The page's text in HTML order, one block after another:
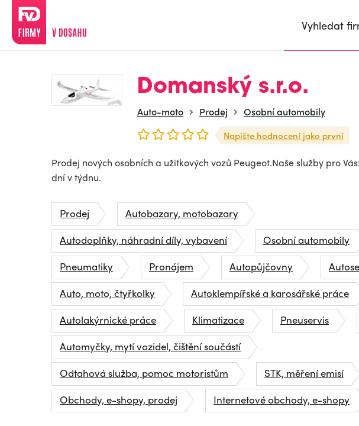
Vyhledat
Domanský s.r.o.
Auto-moto Prodej Osobní automobily
Napište hodnocení jako první
Prodej nových osobních a užitkových vozů Peugeot.Naše služby pro
dní v týdnu.
Prodej
Autobazary, motobazary
Autodoplňky, náhradní díly, vybavení
Osobní automobily
Pneumatiky
Pronájem Autopůjčovny
Auto, moto, čtyřkolky
Autoklempířské a karosářské práce
Autolakýrnické práce
Klimatizace Pneuservis
Automyčky, mytí vozidel, čištění součástí
Odtahová služba, pomoc motoristům
STK, měření emisí
Obchody, e-shopy, prodej
Internetové obchody, e-shopy